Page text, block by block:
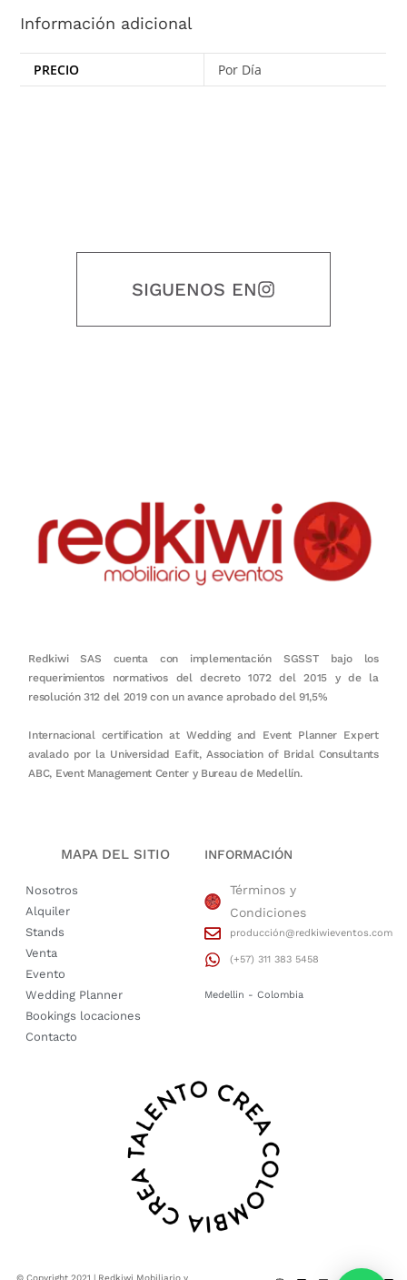
Información adicional
PRECIO Por Día
SIGUENOS EN
Redkiwi SAS cuenta con implementación SGSST bajo los
requerimientos normativos del decreto 1072 del 2015 y de la
resolución 312 del 2019 con un avance aprobado del 91,5%
Internacional certification at Wedding and Event Planner Expert
avalado por la Universidad Eafit, Association of Bridal Consultants
ABC, Event Management Center y Bureau de Medellín.
MAPA DEL SITIO
Nosotros
Alquiler
Stands
Venta
Evento
Wedding Planner
Bookings locaciones
Contacto
INFORMACIÓN
Términos y
Condiciones
producción@redkiwieventos.com
(+57) 311 383 5458
Medellin - Colombia
© Copyright 2021 | Redkiwi Mobiliario y